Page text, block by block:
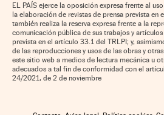
EL PAÍS ejerce la oposición expresa frente al
la elaboración de revistas de prensa prevista en
también realiza la reserva expresa frente a la
comunicación pública de sus trabajos y
prevista en el artículo 33.1 del TRLPI; y,
de las reproducciones y usos de las obras y
este sitio web a medios de lectura mecánica u
adecuados a tal fin de conformidad con el
24/2021, de 2 de noviembre